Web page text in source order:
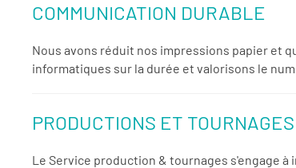
COMMUNICATION DURABLE
Nous avons réduit nos impressions papier et
informatiques sur la durée et valorisons le
PRODUCTIONS ET
Le Service production & tournages s'engage